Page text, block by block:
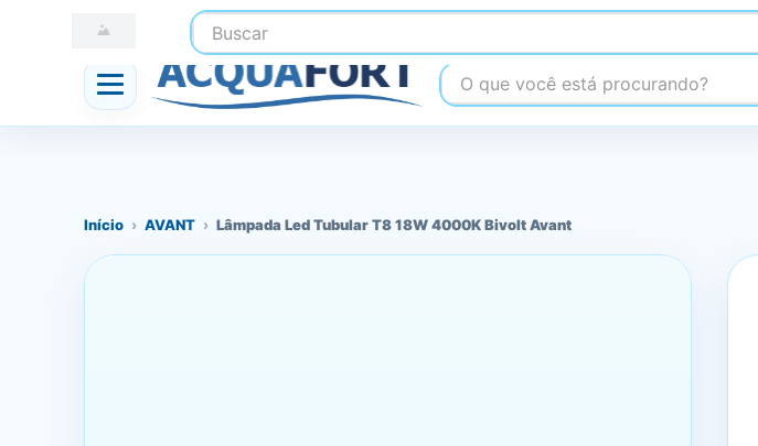
Buscar
☎ (41) 3247-1199
O que você está procurando?
Início › AVANT › Lâmpada Led Tubular T8 18W 4000K Bivolt Avant